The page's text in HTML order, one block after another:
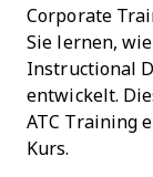
Corporate
Sie lernen,
Instructional
entwickelt.
ATC Training
Kurs.